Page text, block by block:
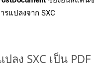
รแปลงจาก SXC
ลง SXC เป็น PDF